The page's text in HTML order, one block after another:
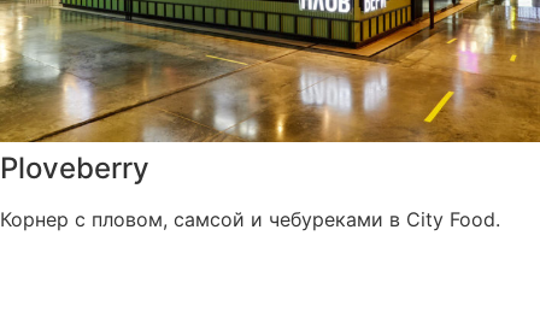
Ploveberry
Корнер с пловом, самсой и чебуреками в City Food.